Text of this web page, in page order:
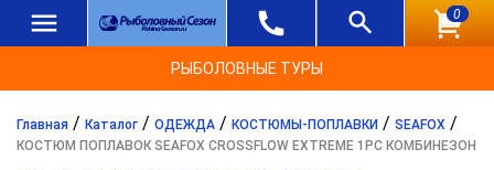
0
РЫБОЛОВНЫЕ ТУРЫ
Главная / Каталог / ОДЕЖДА / КОСТЮМЫ-ПОПЛАВКИ / SEAFOX /
КОСТЮМ ПОПЛАВОК SEAFOX CROSSFLOW EXTREME 1PC КОМБИНЕЗОН